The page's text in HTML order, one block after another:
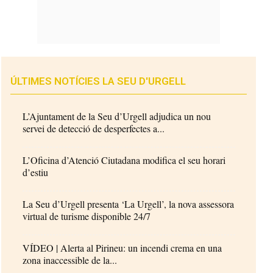
ÚLTIMES NOTÍCIES LA SEU D'URGELL
L’Ajuntament de la Seu d’Urgell adjudica un nou
servei de detecció de desperfectes a...
L’Oficina d’Atenció Ciutadana modifica el seu horari
d’estiu
La Seu d’Urgell presenta ‘La Urgell’, la nova assessora
virtual de turisme disponible 24/7
VÍDEO | Alerta al Pirineu: un incendi crema en una
zona inaccessible de la...